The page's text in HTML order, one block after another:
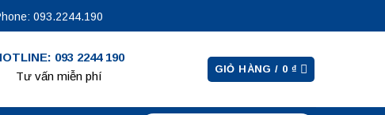
093.2244.190
093 2244 190
Tư vấn miễn phí
GIỎ HÀNG / 0 ₫